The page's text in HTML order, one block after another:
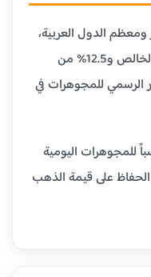
ومعظم الدول العربية،
حيث يحتوي على 87.5% من الذهب الخالص و12.5% من
الرسمي للمجوهرات في
مناسباً للمجوهرات اليومية
على قيمة الذهب